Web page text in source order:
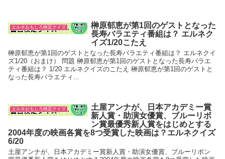
エルネおもしろ検定クイズ
榊原郁恵が第1回のゲストとなった
長寿バラエティ番組は？ エルネク
イズ1/20こたえ
榊原郁恵が第1回のゲストとなった長寿バラエティ番組は？ エルネクイ
ズ1/20（おまけ） 問題 榊原郁恵が第1回のゲストとなった長寿バラエ
ティ番組は？ 1/20 エルネクイズのこたえ 榊原郁恵が第1回のゲストと
なった長寿バラエティ...
エルネおもしろ検定クイズ
土屋アンナが、日本アカデミー賞
新人賞・助演女優賞、ブルーリボ
ン賞最優秀新人賞をはじめとする
2004年度の映画各賞を8つ受賞した映画は？エルネクイズ
6/20
土屋アンナが、日本アカデミー賞新人賞・助演女優賞、ブルーリボン